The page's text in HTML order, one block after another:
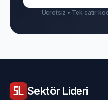
Ücretsiz • Tek satır
Sektör Lideri